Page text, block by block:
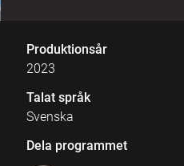
Produktionsår
2023
Talat språk
Svenska
Dela programmet